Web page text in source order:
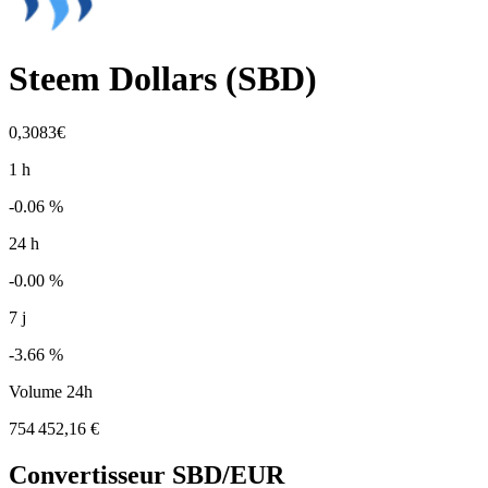
Steem Dollars (SBD)
0,3083€
1 h
-0.06 %
24 h
-0.00 %
7 j
-3.66 %
Volume 24h
754 452,16 €
Convertisseur SBD/EUR